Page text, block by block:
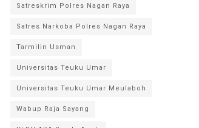
Satreskrim Polres Nagan Raya
Satres Narkoba Polres Nagan Raya
Tarmilin Usman
Universitas Teuku Umar
Universitas Teuku Umar Meulaboh
Wabup Raja Sayang